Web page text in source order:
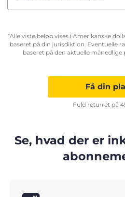
*Alle viste beløb vises i Amerikanske
baseret på din jurisdiktion. Eventuelle
baseret på den aktuelle månedlige
Få din
Fuld returret på
Se, hvad der er